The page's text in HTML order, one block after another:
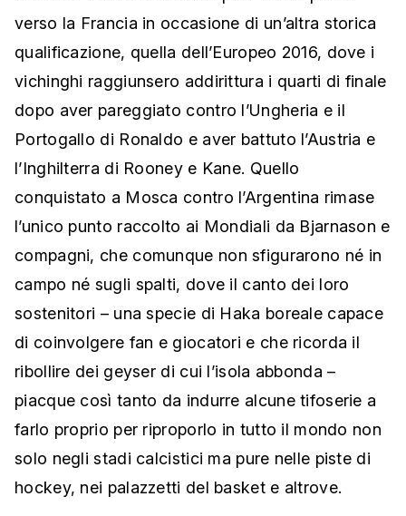
verso la Francia in occasione di un’altra storica
qualificazione, quella dell’Europeo 2016, dove i
vichinghi raggiunsero addirittura i quarti di finale
dopo aver pareggiato contro l’Ungheria e il
Portogallo di Ronaldo e aver battuto l’Austria e
l’Inghilterra di Rooney e Kane. Quello
conquistato a Mosca contro l’Argentina rimase
l’unico punto raccolto ai Mondiali da Bjarnason e
compagni, che comunque non sfigurarono né in
campo né sugli spalti, dove il canto dei loro
sostenitori – una specie di Haka boreale capace
di coinvolgere fan e giocatori e che ricorda il
ribollire dei geyser di cui l’isola abbonda –
piacque così tanto da indurre alcune tifoserie a
farlo proprio per riproporlo in tutto il mondo non
solo negli stadi calcistici ma pure nelle piste di
hockey, nei palazzetti del basket e altrove.